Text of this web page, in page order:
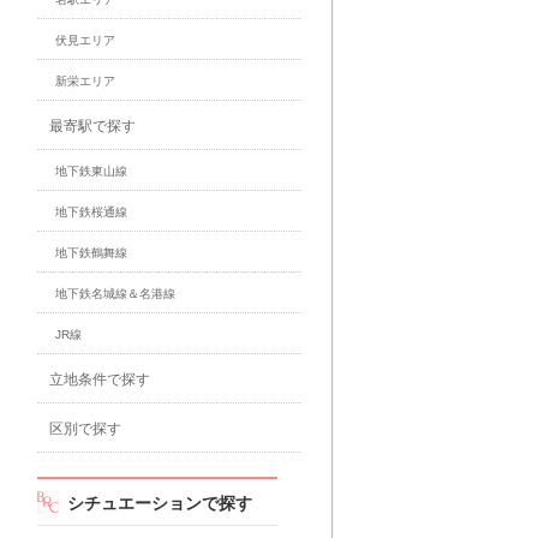
伏見エリア
新栄エリア
最寄駅で探す
地下鉄東山線
地下鉄桜通線
地下鉄鶴舞線
地下鉄名城線＆名港線
JR線
立地条件で探す
区別で探す
シチュエーションで探す